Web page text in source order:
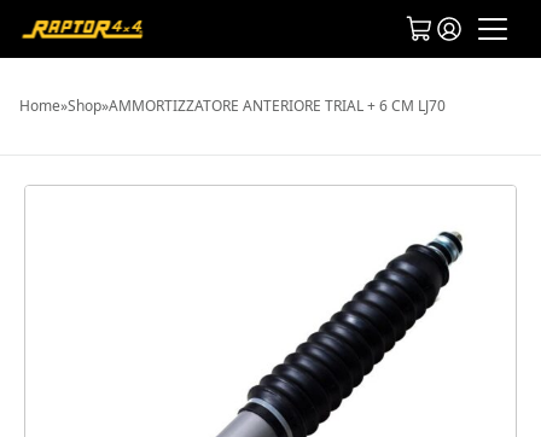
Home»Shop»AMMORTIZZATORE ANTERIORE TRIAL + 6 CM LJ70